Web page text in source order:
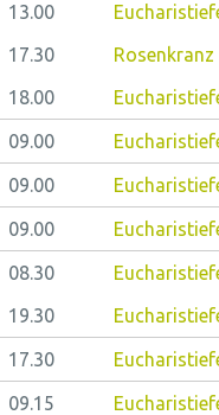
13.00
17.30
18.00
09.00
09.00
09.00
08.30
19.30
17.30
09.15